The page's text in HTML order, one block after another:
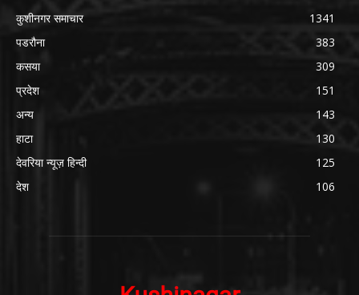
कुशीनगर समाचार
1341
पडरौना
383
कसया
309
प्रदेश
151
अन्य
143
हाटा
130
देवरिया न्यूज़ हिन्दी
125
देश
106